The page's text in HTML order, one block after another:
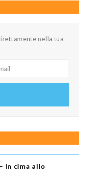
nella tua
In cima allo